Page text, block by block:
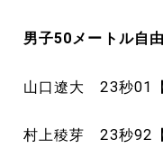
男子50メートル自
山口遼大 23秒01
村上稜芽 23秒92【